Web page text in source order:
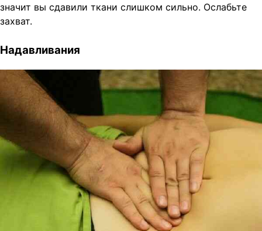
значит вы сдавили ткани слишком сильно. Ослабьте
захват.
Надавливания